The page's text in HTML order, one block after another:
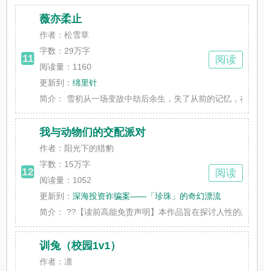
11
薇亦柔止
作者：松雪草
字数： 29万字
阅读量：1160
更新到：绵里针
简介：
雪初从一场变故中劫后余生，失了从前的记忆，在山
阅读
12
我与动物们的交配派对
作者：阳光下的猎豹
字数： 15万字
阅读量：1052
更新到：深海投资诈骗案——「珍珠」的奇幻漂流
简介：
??【读前高能免责声明】本作品旨在探讨人性的黑暗
阅读
训兔（校园1v1）
作者：凛